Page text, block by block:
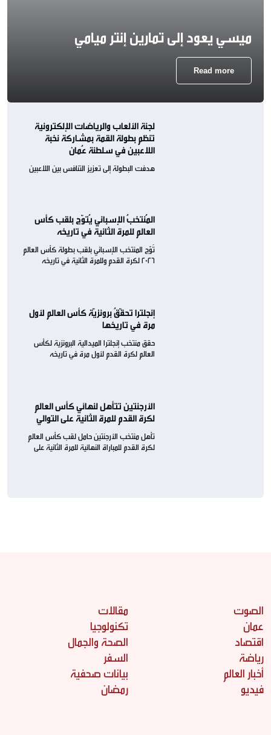
ميسي يعود إلى تمارين إنتر ميامي
Read more
لجنة الألعاب والرياضات الإلكترونية
تنظم بطولة القمة بمشاركة نخبة
اللاعبين في سلطنة عُمان
هدفت البطولة إلى تعزيز التنافس بين اللاعبين
المُنتخبُ الإسباني يُتوّج بلقب كأس
العالم للمرة الثانية في تاريخه
تُوّج المنتخب الإسباني بلقب بطولة كأس العالم
2026 لكرة القدم وللمرة الثانية في تاريخه
إنجلترا تحقّقُ برونزيّة كأس العالم لأول
مرة في تاريخها
حقق منتخب إنجلترا الميدالية البرونزية لكأس
العالم لكرة القدم لأول مرة في تاريخه
الأرجنتين تتأهل لنهائي كأس العالم
لكرة القدم للمرة الثانية على التوالي
تأهل منتخب الأرجنتين حامل لقب كأس العالم
لكرة القدم للمباراة النهائية للمرة الثانية على
الصوت
عمان
اقتصاد
رياضة
أخبار العالم
فيديو
مقالات
تكنولوجيا
الصحة والجمال
السفر
بيانات صحفية
رمضان